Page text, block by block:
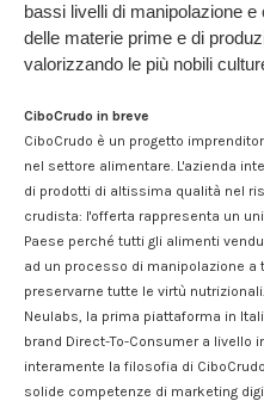
bassi livelli di manipolazione
delle materie prime e di
valorizzando le più nobili
CiboCrudo in breve
CiboCrudo è un progetto
nel settore alimentare. L'azienda
di prodotti di altissima qualità nel
crudista: l'offerta rappresenta un
Paese perché tutti gli alimenti
ad un processo di manipolazione a
preservarne tutte le virtù
Neulabs, la prima piattaforma in
brand Direct-To-Consumer a livello
interamente la filosofia di
solide competenze di marketing